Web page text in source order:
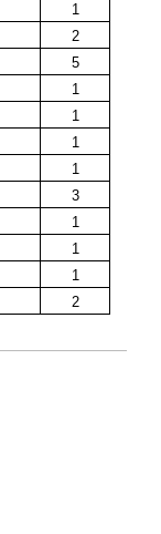
1
2
5
1
1
1
1
3
1
1
1
2